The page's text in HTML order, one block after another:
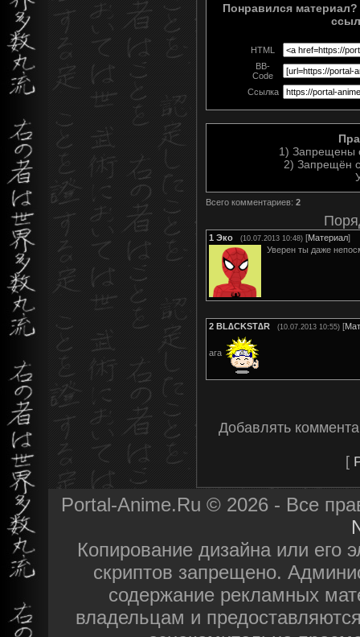
Понравился
HTML
BB-
Code
Ссылка
1) Запрещены
2) Запрещён
Всего комментариев: 2
1 Эко (10.07.2013 10:48) [Материал]
Уверен ты даже
2 BL∆CKST∆R (10.07.2013 10:55) [
ага
Добавлять
[
Portal-Anime.Ru © 2026 - Все
Копирование дизайна или его
скриптов запрещено.
содержание рекламных
владельцам и